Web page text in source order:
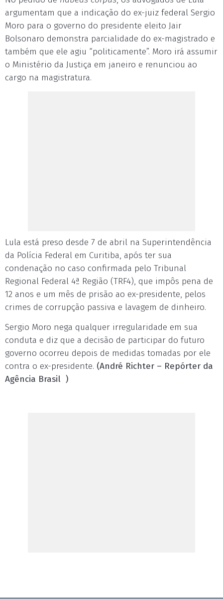
argumentam que a indicação do ex-juiz federal Sergio
Moro para o governo do presidente eleito Jair
Bolsonaro demonstra parcialidade do ex-magistrado e
também que ele agiu “politicamente”. Moro irá assumir
o Ministério da Justiça em janeiro e renunciou ao
cargo na magistratura.
Lula está preso desde 7 de abril na Superintendência
da Polícia Federal em Curitiba, após ter sua
condenação no caso confirmada pelo Tribunal
Regional Federal 4ª Região (TRF4), que impôs pena de
12 anos e um mês de prisão ao ex-presidente, pelos
crimes de corrupção passiva e lavagem de dinheiro.
Sergio Moro nega qualquer irregularidade em sua
conduta e diz que a decisão de participar do futuro
governo ocorreu depois de medidas tomadas por ele
contra o ex-presidente. (André Richter – Repórter da
Agência Brasil )